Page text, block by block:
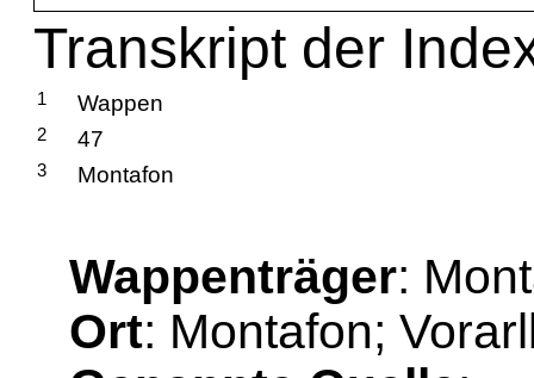
Transkript der
1 Wappen
2 47
3 Montafon
Wappenträger:
Ort: Montafon;